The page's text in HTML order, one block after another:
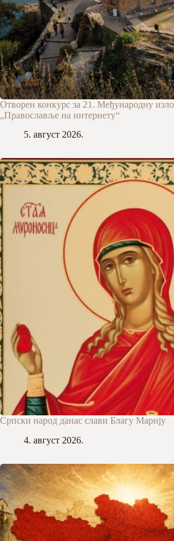
Отворен конкурс за 21. Међународну
„Православље на интернету“
5. август 2026.
Српски народ данас слави Благу Марију
4. август 2026.